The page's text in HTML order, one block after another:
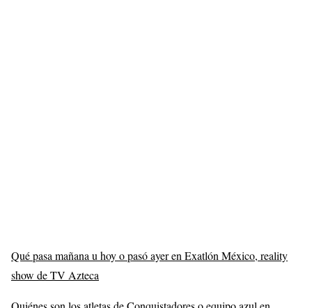
Qué pasa mañana u hoy o pasó ayer en Exatlón México, reality
show de TV Azteca